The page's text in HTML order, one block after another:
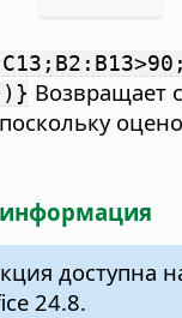
Возвращает
доступна
24.8.